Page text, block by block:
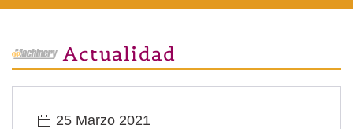
Actualidad
25 Marzo 2021